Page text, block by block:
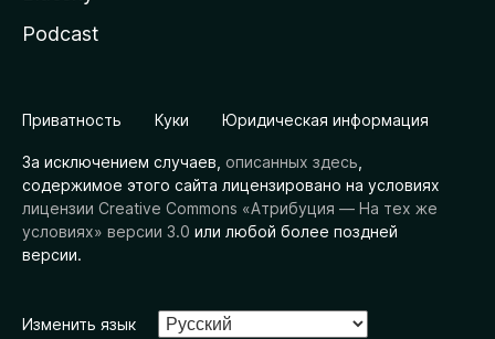
Podcast
Приватность Куки Юридическая информация
За исключением случаев, описанных здесь
содержимое этого сайта лицензировано на условиях
лицензии Creative Commons «Атрибуция — На тех же
условиях» версии 3.0 или любой более поздней
версии.
Изменить язык